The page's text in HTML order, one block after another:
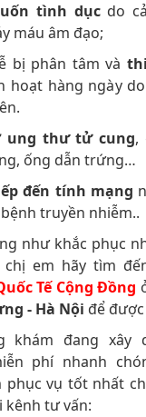
tình dục do
máu âm đạo;
bị phân tâm và
hoạt hàng ngày
ung thư tử cung,
ống dẫn trứng…
đến tính mạng
truyền nhiễm..
như khắc phục
em hãy tìm
Tế Cộng Đồng
- Hà Nội để
khám đang xây
phí nhanh
phục vụ tốt nhất
kênh tư vấn: